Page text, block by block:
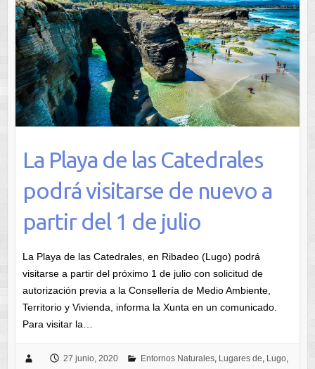
La Playa de las Catedrales
podrá visitarse de nuevo a
partir del 1 de julio
La Playa de las Catedrales, en Ribadeo (Lugo) podrá
visitarse a partir del próximo 1 de julio con solicitud de
autorización previa a la Consellería de Medio Ambiente,
Territorio y Vivienda, informa la Xunta en un comunicado.
Para visitar la…
27 junio, 2020 Entornos Naturales, Lugares de, Lugo,